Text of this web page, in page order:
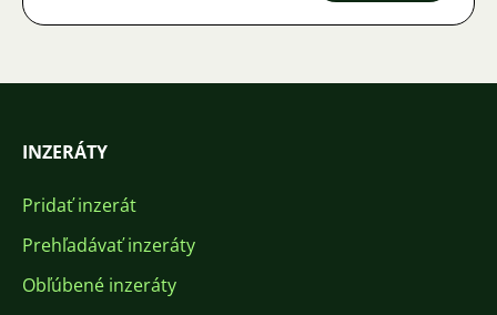
INZERÁTY
Pridať inzerát
Prehľadávať inzeráty
Obľúbené inzeráty